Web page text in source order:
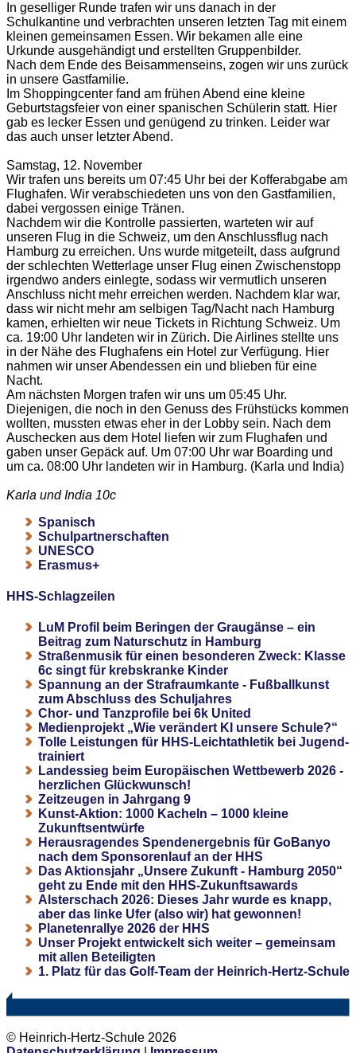
In geselliger Runde trafen wir uns danach in der
Schulkantine und verbrachten unseren letzten Tag mit einem
kleinen gemeinsamen Essen. Wir bekamen alle eine
Urkunde ausgehändigt und erstellten Gruppenbilder.
Nach dem Ende des Beisammenseins, zogen wir uns zurück
in unsere Gastfamilie.
Im Shoppingcenter fand am frühen Abend eine kleine
Geburtstagsfeier von einer spanischen Schülerin statt. Hier
gab es lecker Essen und genügend zu trinken. Leider war
das auch unser letzter Abend.
Samstag, 12. November
Wir trafen uns bereits um 07:45 Uhr bei der Kofferabgabe am
Flughafen. Wir verabschiedeten uns von den Gastfamilien,
dabei vergossen einige Tränen.
Nachdem wir die Kontrolle passierten, warteten wir auf
unseren Flug in die Schweiz, um den Anschlussflug nach
Hamburg zu erreichen. Uns wurde mitgeteilt, dass aufgrund
der schlechten Wetterlage unser Flug einen Zwischenstopp
irgendwo anders einlegte, sodass wir vermutlich unseren
Anschluss nicht mehr erreichen werden. Nachdem klar war,
dass wir nicht mehr am selbigen Tag/Nacht nach Hamburg
kamen, erhielten wir neue Tickets in Richtung Schweiz. Um
ca. 19:00 Uhr landeten wir in Zürich. Die Airlines stellte uns
in der Nähe des Flughafens ein Hotel zur Verfügung. Hier
nahmen wir unser Abendessen ein und blieben für eine
Nacht.
Am nächsten Morgen trafen wir uns um 05:45 Uhr.
Diejenigen, die noch in den Genuss des Frühstücks kommen
wollten, mussten etwas eher in der Lobby sein. Nach dem
Auschecken aus dem Hotel liefen wir zum Flughafen und
gaben unser Gepäck auf. Um 07:00 Uhr war Boarding und
um ca. 08:00 Uhr landeten wir in Hamburg. (Karla und India)
Karla und India 10c
Spanisch
Schulpartnerschaften
UNESCO
Erasmus+
HHS-Schlagzeilen
LuM Profil beim Beringen der Graugänse – ein
Beitrag zum Naturschutz in Hamburg
Straßenmusik für einen besonderen Zweck: Klasse
6c singt für krebskranke Kinder
Spannung an der Strafraumkante - Fußballkunst
zum Abschluss des Schuljahres
Chor- und Tanzprofile bei 6k United
Medienprojekt „Wie verändert KI unsere Schule?“
Tolle Leistungen für HHS-Leichtathletik bei Jugend-
trainiert
Landessieg beim Europäischen Wettbewerb 2026 -
herzlichen Glückwunsch!
Zeitzeugen in Jahrgang 9
Kunst-Aktion: 1000 Kacheln – 1000 kleine
Zukunftsentwürfe
Herausragendes Spendenergebnis für GoBanyo
nach dem Sponsorenlauf an der HHS
Das Aktionsjahr „Unsere Zukunft - Hamburg 2050“
geht zu Ende mit den HHS-Zukunftsawards
Alsterschach 2026: Dieses Jahr wurde es knapp,
aber das linke Ufer (also wir) hat gewonnen!
Planetenrallye 2026 der HHS
Unser Projekt entwickelt sich weiter – gemeinsam
mit allen Beteiligten
1. Platz für das Golf-Team der Heinrich-Hertz-Schule
© Heinrich-Hertz-Schule 2026